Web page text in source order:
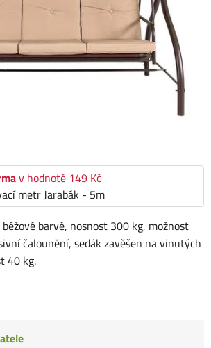
v hodnotě 149 Kč
metr Jarabák - 5m
barvě, nosnost 300 kg, možnost
čalounění, sedák zavěšen na vinutých
40 kg.